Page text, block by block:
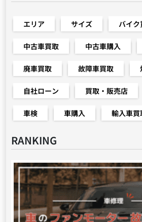
エリア サイズ バイ
中古車買取 中古車購入
廃車買取 故障車買取
自社ローン 買取・販売店
車検 車購入 輸入車買
RANKING